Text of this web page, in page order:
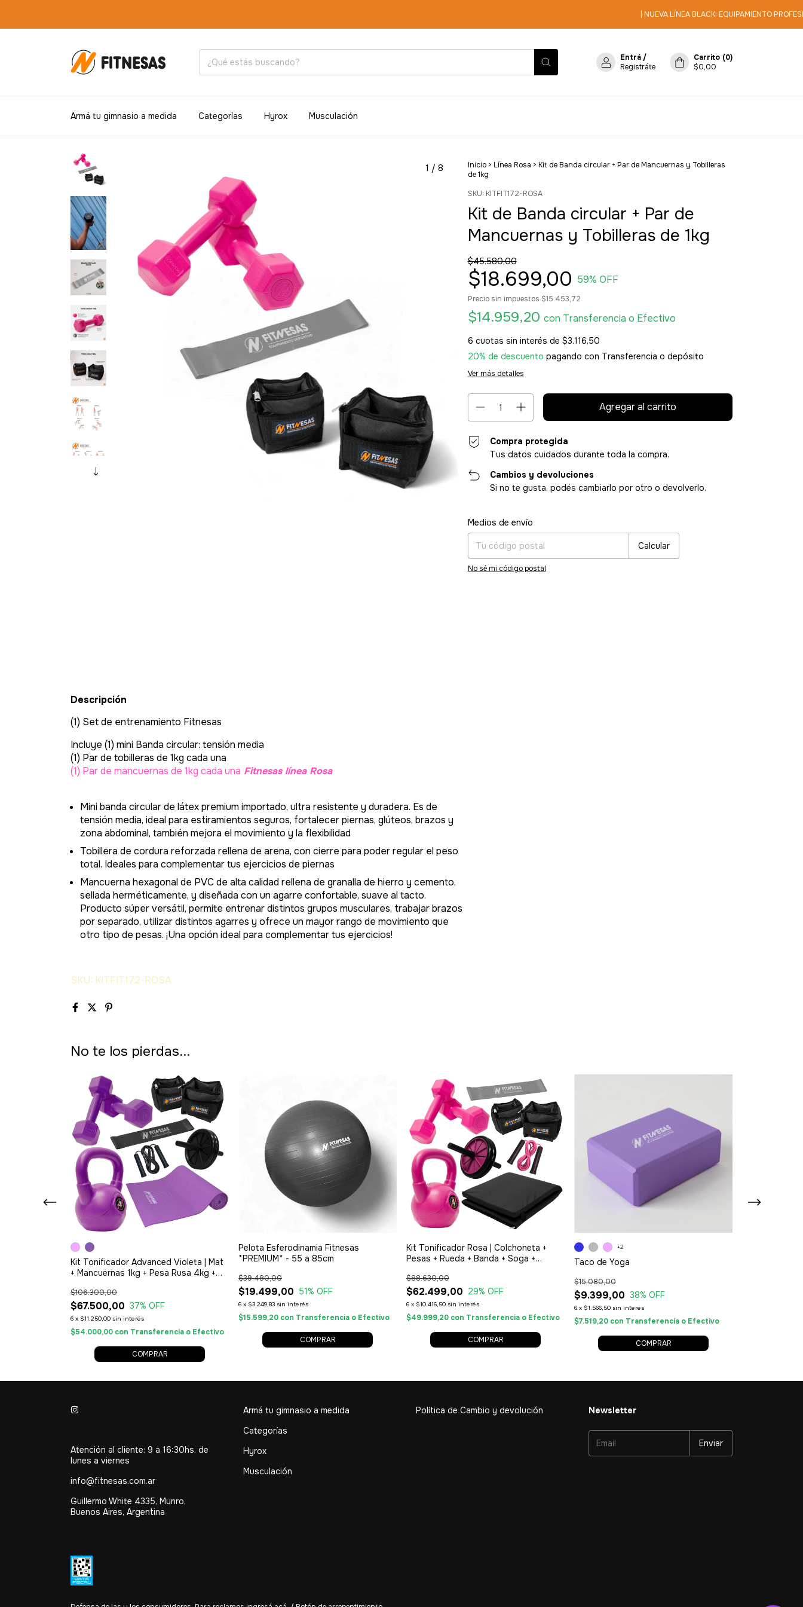
| NUEVA LÍNEA BLACK: EQUIPAMIENTO
Entrá /
Registráte
Carrito (0)
$0,00
Armá tu gimnasio a medida Categorías Hyrox Musculación
1 / 8 Inicio > Línea Rosa > Kit de Banda circular + Par de Mancuernas y Tobilleras
de 1kg
SKU: KITFIT172-ROSA
Kit de Banda circular + Par de
Mancuernas y Tobilleras de 1kg
$45.580,00
$18.699,00 59% OFF
Precio sin impuestos $15.453,72
$14.959,20 con Transferencia o Efectivo
6 cuotas sin interés de $3.116,50
20% de descuento pagando con Transferencia o depósito
Ver más detalles
Compra protegida
Tus datos cuidados durante toda la compra.
Cambios y devoluciones
Si no te gusta, podés cambiarlo por otro o devolverlo.
Entregas para el CP:
Medios de envío
Calcular
No sé mi código postal
Descripción
(1) Set de entrenamiento Fitnesas
Incluye (1) mini Banda circular: tensión media
(1) Par de tobilleras de 1kg cada una
(1) Par de mancuernas de 1kg cada una Fitnesas línea Rosa
Mini banda circular de látex premium importado, ultra resistente y duradera. Es de
tensión media, ideal para estiramientos seguros, fortalecer piernas, glúteos, brazos y
zona abdominal, también mejora el movimiento y la flexibilidad
Tobillera de cordura reforzada rellena de arena, con cierre para poder regular el peso
total. Ideales para complementar tus ejercicios de piernas
Mancuerna hexagonal de PVC de alta calidad rellena de granalla de hierro y cemento,
sellada herméticamente, y diseñada con un agarre confortable, suave al tacto.
Producto súper versátil, permite entrenar distintos grupos musculares, trabajar brazos
por separado, utilizar distintos agarres y ofrece un mayor rango de movimiento que
otro tipo de pesas. ¡Una opción ideal para complementar tus ejercicios!
SKU: KITFIT172-ROSA
No te los pierdas...
Kit Tonificador Advanced Violeta | Mat
+ Mancuernas 1kg + Pesa Rusa 4kg +
Tobilleras 1kg
$67.500,00
$106.300,00
37% OFF
6 x $11.250,00 sin interés
$54.000,00 con Transferencia o Efectivo
COMPRAR
Pelota Esferodinamia Fitnesas
*PREMIUM* - 55 a 85cm
$19.499,00
$39.480,00
51% OFF
6 x $3.249,83 sin interés
$15.599,20 con Transferencia o Efectivo
COMPRAR
Kit Tonificador Rosa | Colchoneta +
Pesas + Rueda + Banda + Soga +
$62.499,00
$88.630,00
29% OFF
6 x $10.416,50 sin interés
$49.999,20 con Transferencia o Efectivo
Taco de Yoga
$9.399,00
$15.080,00
38% OFF
6 x $1.566,50 sin interés
$7.519,20 con Transferencia o Efectivo
+2
COMPRAR
Atención al cliente: 9 a 16:30hs. de
lunes a viernes
info@fitnesas.com.ar
Guillermo White 4335, Munro,
Buenos Aires, Argentina
Armá tu gimnasio a medida
Categorías
Hyrox
Musculación
Política de Cambio y devolución Newsletter